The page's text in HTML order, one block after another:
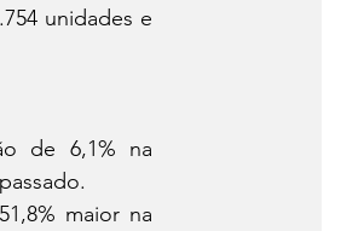
unidades e